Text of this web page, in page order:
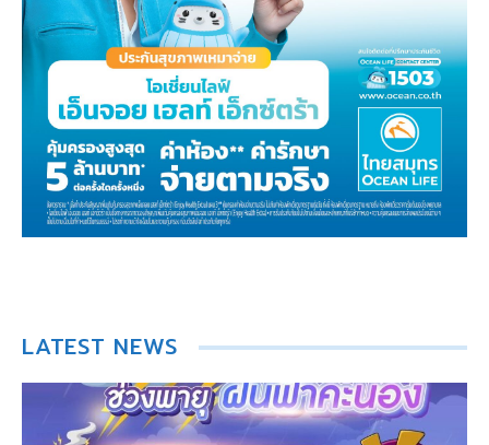
LATEST NEWS